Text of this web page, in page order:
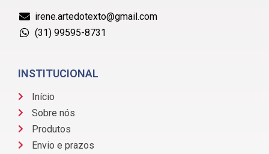
irene.artedotexto@gmail.com
(31) 99595-8731
INSTITUCIONAL
Início
Sobre nós
Produtos
Envio e prazos